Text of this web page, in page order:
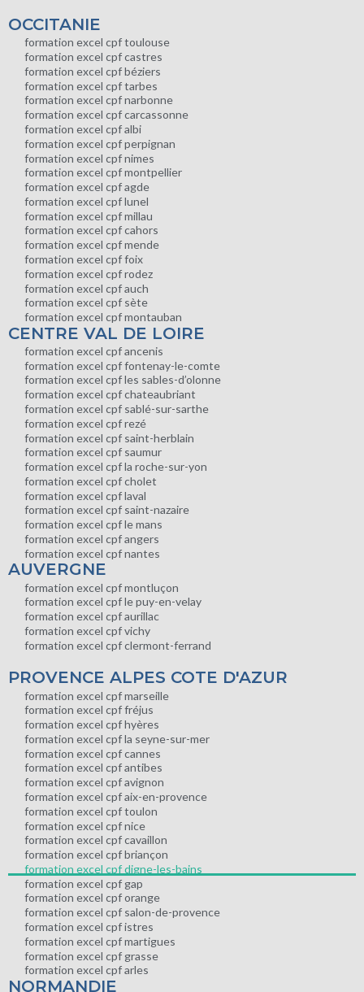
OCCITANIE
formation excel cpf toulouse
formation excel cpf castres
formation excel cpf béziers
formation excel cpf tarbes
formation excel cpf narbonne
formation excel cpf carcassonne
formation excel cpf albi
formation excel cpf perpignan
formation excel cpf nimes
formation excel cpf montpellier
formation excel cpf agde
formation excel cpf lunel
formation excel cpf millau
formation excel cpf cahors
formation excel cpf mende
formation excel cpf foix
formation excel cpf rodez
formation excel cpf auch
formation excel cpf sète
formation excel cpf montauban
CENTRE VAL DE LOIRE
formation excel cpf ancenis
formation excel cpf fontenay-le-comte
formation excel cpf les sables-d’olonne
formation excel cpf chateaubriant
formation excel cpf sablé-sur-sarthe
formation excel cpf rezé
formation excel cpf saint-herblain
formation excel cpf saumur
formation excel cpf la roche-sur-yon
formation excel cpf cholet
formation excel cpf laval
formation excel cpf saint-nazaire
formation excel cpf le mans
formation excel cpf angers
formation excel cpf nantes
AUVERGNE
formation excel cpf montluçon
formation excel cpf le puy-en-velay
formation excel cpf aurillac
formation excel cpf vichy
formation excel cpf clermont-ferrand
PROVENCE ALPES COTE D'AZUR
formation excel cpf marseille
formation excel cpf fréjus
formation excel cpf hyères
formation excel cpf la seyne-sur-mer
formation excel cpf cannes
formation excel cpf antibes
formation excel cpf avignon
formation excel cpf aix-en-provence
formation excel cpf toulon
formation excel cpf nice
formation excel cpf cavaillon
formation excel cpf briançon
formation excel cpf digne-les-bains
formation excel cpf gap
formation excel cpf orange
formation excel cpf salon-de-provence
formation excel cpf istres
formation excel cpf martigues
formation excel cpf grasse
formation excel cpf arles
NORMANDIE